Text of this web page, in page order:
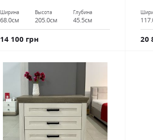
Ширина
68.0см
Высота
205.0см
Глубина
45.5см
14 100 грн 20